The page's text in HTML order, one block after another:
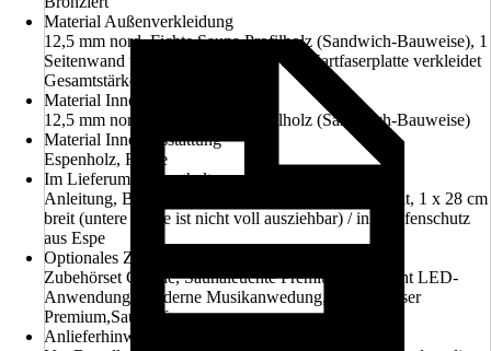
Material Außenverkleidung
12,5 mm nord. Fichte Sauna Profilholz (Sandwich-Bauweise), 1
Seitenwand u.1 Rückwand außen mit Hartfaserplatte verkleidet
Gesamtstärke 57 mm
Material Innenverkleidung
12,5 mm nord. Fichte Sauna Profilholz (Sandwich-Bauweise)
Material Innenausstattung
Espenholz, Fichte
Im Lieferumfang enthalten
Anleitung, Beschlagbeutel, 2 Liegen, 1 x 58 cm breit, 1 x 28 cm
breit (untere Liege ist nicht voll ausziehbar) / inkl. Ofenschutz
aus Espe
Optionales Zubehör
Zubehörset Classic, Saunaleuchte Premium, Farblicht LED-
Anwendung, Moderne Musikanwedung, Klimamesser
Premium,Saunaofen
Anlieferhinweis